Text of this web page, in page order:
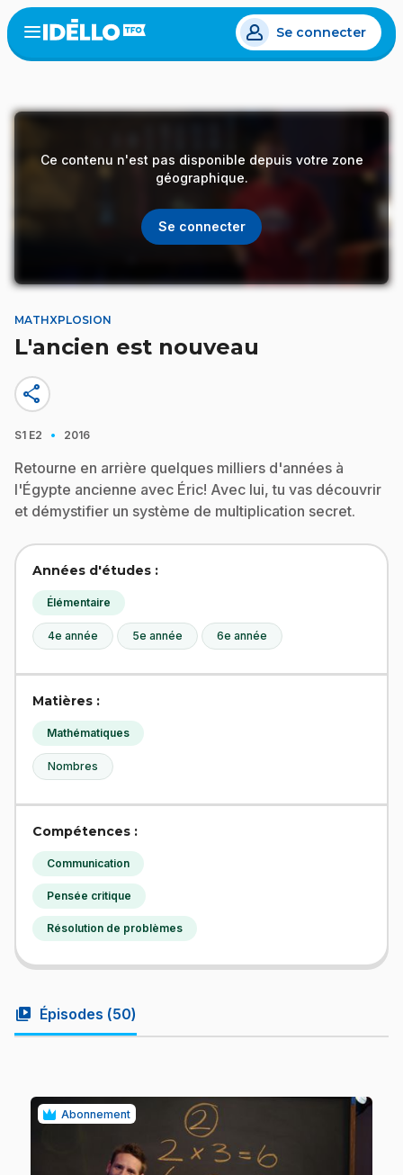
Aller
au
contenu
Open
menu
Se connecter
Ce contenu n'est pas disponible depuis votre zone
géographique.
Se connecter
MATHXPLOSION
L'ancien est nouveau
share
S1 E2 · 2016
Retourne en arrière quelques milliers d'années à
l'Égypte ancienne avec Éric! Avec lui, tu vas découvrir
et démystifier un système de multiplication secret.
Années d'études :
Élémentaire
4e année 5e année 6e année
Matières :
Mathématiques
Nombres
Compétences :
Communication
Pensée critique
Résolution de problèmes
video_library Épisodes (50)
Abonnement